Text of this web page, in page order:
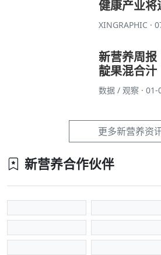
健康产业将
XINGRAPHIC ·
新营养周
靛果混合汁
数据 / 观察 · 01-
更多新营养资
新营养合作伙伴